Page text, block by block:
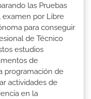
las Pruebas
examen por Libre
para conseguir
de Técnico
estudios
de
programación de
actividades de
en la